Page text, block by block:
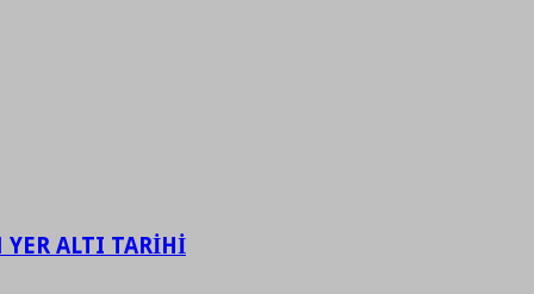
YER ALTI TARİHİ